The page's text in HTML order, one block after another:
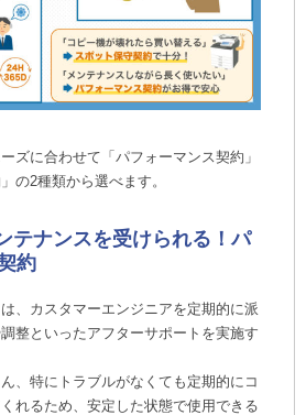
ズに合わせて「パフォーマンス契約」
の2種類から選べます。
テナンスを受けられる！パ
約
、カスタマーエンジニアを定期的に派
整といったアフターサポートを実施す
、特にトラブルがなくても定期的にコ
れるため、安定した状態で使用できる